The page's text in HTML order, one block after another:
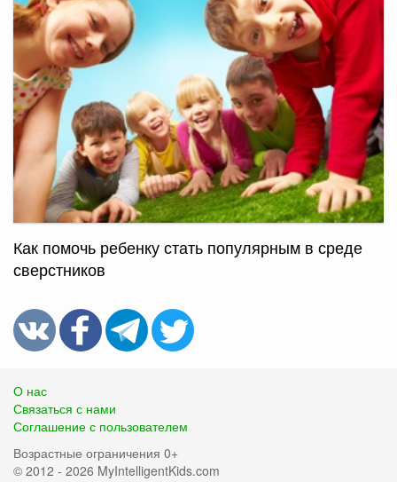
Как помочь ребенку стать популярным в среде
сверстников
О нас
Связаться с нами
Соглашение с пользователем
Возрастные ограничения 0+
© 2012 - 2026 MyIntelligentKids.com